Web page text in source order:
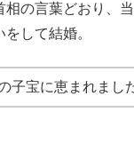
相の言葉どおり、
して結婚。
子宝に恵まれまし